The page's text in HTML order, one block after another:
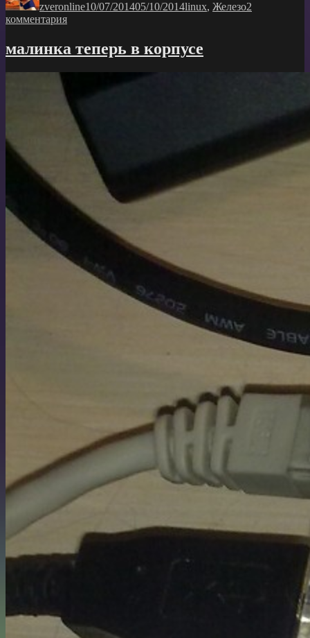
zveronline10/07/201405/10/2014linux, Железо2
комментарияк
прошивка
N12
D1
малинка теперь в корпусе